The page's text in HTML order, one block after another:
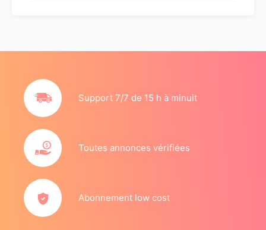
Support 7/7 de 15 h à minuit
Toutes annonces vérifiées
Abonnement low cost